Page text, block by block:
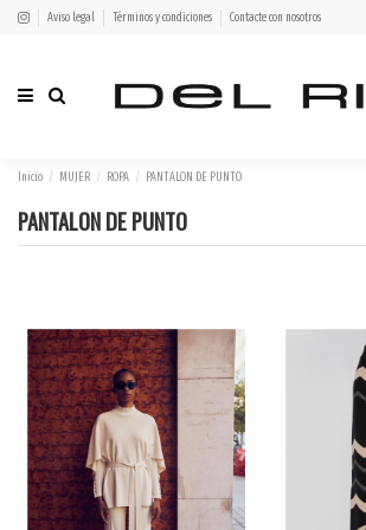
Aviso legal Términos y condiciones Contacte con nosotros
Inicio MUJER ROPA PANTALON DE PUNTO
PANTALON DE PUNTO